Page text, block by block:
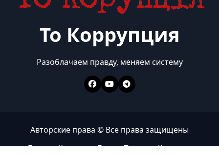
То Коррупция
Разоблачаем правду, меняем систему
Авторские права © Все права защищены
ГлавнаяКоррупцияБизнесПолитикаКонтакты